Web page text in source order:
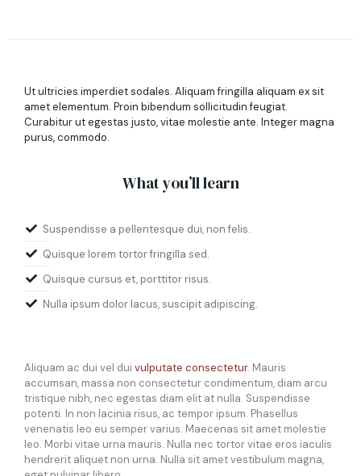
Ut ultricies imperdiet sodales. Aliquam fringilla aliquam ex sit
amet elementum. Proin bibendum sollicitudin feugiat.
Curabitur ut egestas justo, vitae molestie ante. Integer magna
purus, commodo.
What you’ll learn
Suspendisse a pellentesque dui, non felis.
Quisque lorem tortor fringilla sed.
Quisque cursus et, porttitor risus.
Nulla ipsum dolor lacus, suscipit adipiscing.
Aliquam ac dui vel dui vulputate consectetur. Mauris
accumsan, massa non consectetur condimentum, diam arcu
tristique nibh, nec egestas diam elit at nulla. Suspendisse
potenti. In non lacinia risus, ac tempor ipsum. Phasellus
venenatis leo eu semper varius. Maecenas sit amet molestie
leo. Morbi vitae urna mauris. Nulla nec tortor vitae eros iaculis
hendrerit aliquet non urna. Nulla sit amet vestibulum magna,